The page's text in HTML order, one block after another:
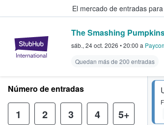
El mercado de entradas
StubHub: compra y
The Smashing
sáb., 24 oct. 2026 •20:00 a
Quedan más de 200 entradas
Número de entradas
1 2 3 4 5+